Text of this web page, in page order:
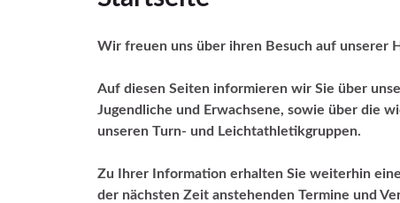
Wir freuen uns über ihren Besuch auf unserer
Auf diesen Seiten informieren wir Sie über
Jugendliche und Erwachsene, sowie über die
unseren Turn- und Leichtathletikgruppen.
Zu Ihrer Information erhalten Sie weiterhin
der nächsten Zeit anstehenden Termine und